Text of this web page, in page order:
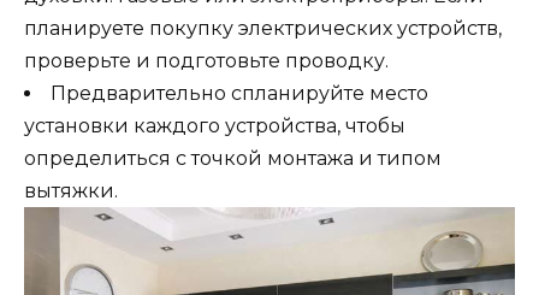
планируете покупку электрических устройств,
проверьте и подготовьте проводку.
Предварительно спланируйте место
установки каждого устройства, чтобы
определиться с точкой монтажа и типом
вытяжки.